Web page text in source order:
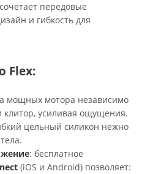
передовые
и гибкость для
Flex:
мощных мотора независимо
клитор, усиливая ощущения.
цельный силикон нежно
: бесплатное
(iOS и Android) позволяет: